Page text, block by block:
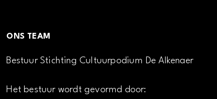
ONS TEAM
Bestuur Stichting Cultuurpodium De Alkenaer
Het bestuur wordt gevormd door: